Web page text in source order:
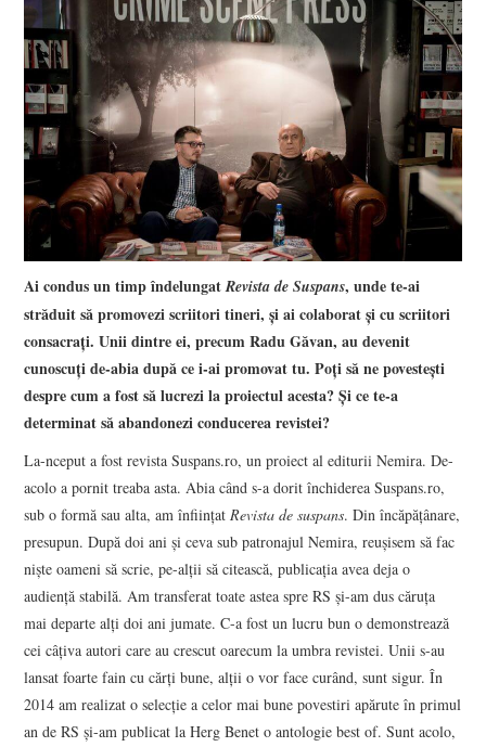
Ai condus un timp îndelungatRevista de Suspans, unde te-ai
străduit să promovezi scriitori tineri, și ai colaborat și cu scriitori
consacrați. Unii dintre ei, precum Radu Găvan, au devenit
cunoscuți de-abia după ce i-ai promovat tu. Poți să ne povestești
despre cum a fost să lucrezi la proiectul acesta? Și ce te-a
determinat să abandonezi conducerea revistei?
La-nceput a fost revista Suspans.ro, un proiect al editurii Nemira. De-
acolo a pornit treaba asta. Abia când s-a dorit închiderea Suspans.ro,
sub o formă sau alta, am înființatRevista de suspans. Din încăpățânare,
presupun. După doi ani și ceva sub patronajul Nemira, reușisem să fac
niște oameni să scrie, pe-alții să citească, publicația avea deja o
audiență stabilă. Am transferat toate astea spre RS și-am dus căruța
mai departe alți doi ani jumate. C-a fost un lucru bun o demonstrează
cei câțiva autori care au crescut oarecum la umbra revistei. Unii s-au
lansat foarte fain cu cărți bune, alții o vor face curând, sunt sigur. În
2014 am realizat o selecție a celor mai bune povestiri apărute în primul
an de RS și-am publicat la Herg Benet o antologie best of. Sunt acolo,